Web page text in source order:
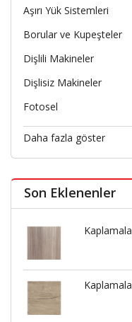
Aşırı Yük Sistemleri
Borular ve Kupeşteler
Dişlili Makineler
Dişlisiz Makineler
Fotosel
Daha fazla göster
Son Eklenenler